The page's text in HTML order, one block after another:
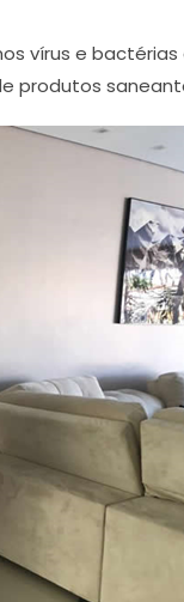
vírus e
produtos